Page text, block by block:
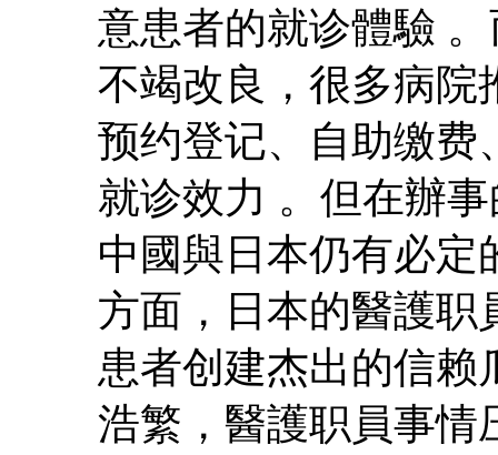
意患者的就诊體驗
不竭改良，很多病院
预约登记、自助缴费
就诊效力 。但在辦
中國與日本仍有必定
方面，日本的醫護职
患者创建杰出的信赖
浩繁，醫護职員事情